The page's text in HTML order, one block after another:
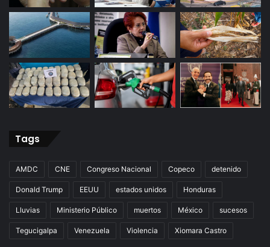
Tags
AMDC CNE Congreso Nacional Copeco detenido
Donald Trump EEUU estados unidos Honduras
Lluvias Ministerio Público muertos México sucesos
Tegucigalpa Venezuela Violencia Xiomara Castro